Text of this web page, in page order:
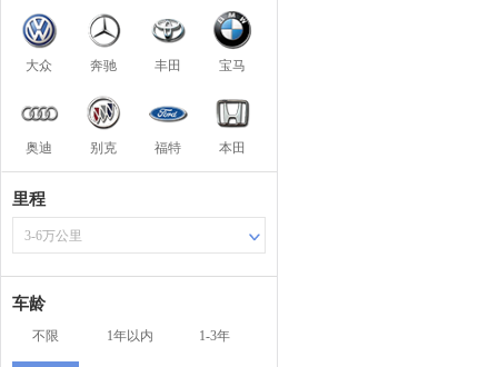
大众 奔驰 丰田 宝马
奥迪 别克 福特 本田
里程
3-6万公里
车龄
不限 1年以内 1-3年